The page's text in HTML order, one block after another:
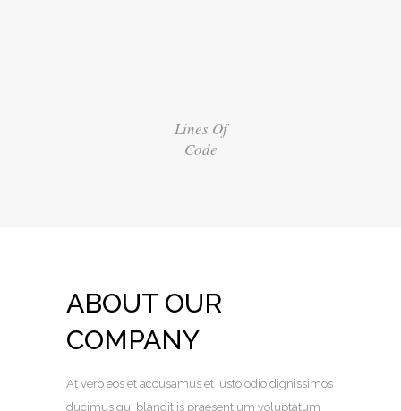
Lines Of
Code
ABOUT OUR
COMPANY
At vero eos et accusamus et iusto odio dignissimos
ducimus qui blanditiis praesentium voluptatum